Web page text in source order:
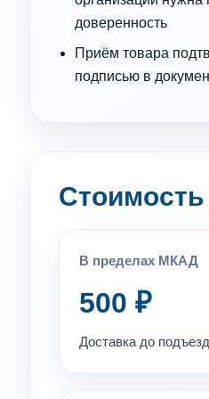
доверенность
Приём товара
подписью в
Стоимость
В пределах МКАД
500 ₽
Доставка до